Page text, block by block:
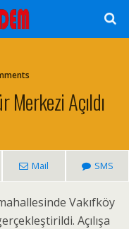
Merkezi Açıldı
Mail SMS
Vakıfköy
Açılışa